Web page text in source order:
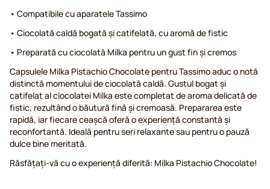
• Compatibile cu aparatele Tassimo
• Ciocolată caldă bogată și catifelată, cu aromă de fistic
• Preparată cu ciocolată Milka pentru un gust fin și cremos
Capsulele Milka Pistachio Chocolate pentru Tassimo aduc o notă
distinctă momentului de ciocolată caldă. Gustul bogat și
catifelat al ciocolatei Milka este completat de aroma delicată de
fistic, rezultând o băutură fină și cremoasă. Prepararea este
rapidă, iar fiecare ceașcă oferă o experiență constantă și
reconfortantă. Ideală pentru seri relaxante sau pentru o pauză
dulce bine meritată.
Răsfățați-vă cu o experiență diferită: Milka Pistachio Chocolate!